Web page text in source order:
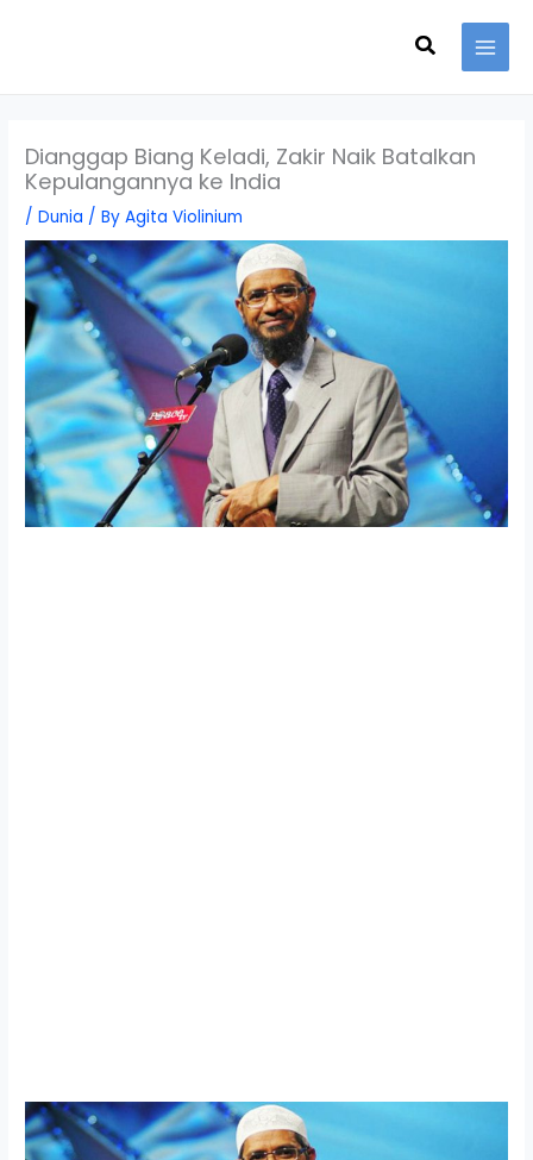
Search
Dianggap Biang Keladi, Zakir Naik Batalkan
Kepulangannya ke India
/Dunia / ByAgita Violinium